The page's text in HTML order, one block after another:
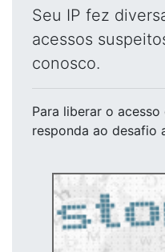
Seu IP fez
acessos
conosco.
Para liberar o acesso
responda ao desafio